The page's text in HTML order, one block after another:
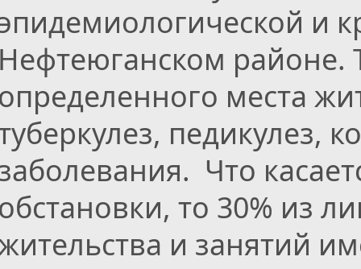
и
районе.
места
педикулез,
Что
то 30% из
и занятий